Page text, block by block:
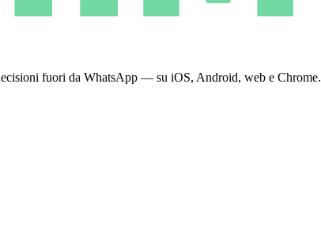
fuori da WhatsApp — su iOS, Android, web e Chrome.